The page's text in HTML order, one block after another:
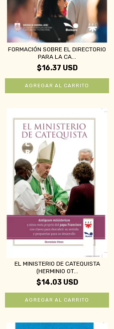
FORMACIÓN SOBRE EL DIRECTORIO
PARA LA CA...
$16.37 USD
EL MINISTERIO DE CATEQUISTA
(HERMINIO OT...
$14.03 USD